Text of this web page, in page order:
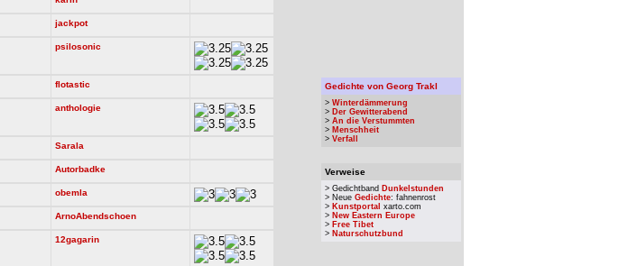
jackpot
psilosonic
flotastic
anthologie
Sarala
Autorbadke
obemla
ArnoAbendschoen
12gagarin
Gedichte von Georg Trakl
> Winterdämmerung
> Der Gewitterabend
> An die Verstummten
> Menschheit
> Verfall
Verweise
> Gedichtband Dunkelstunden
> Neue Gedichte: fahnenrost
> Kunstportal xarto.com
> New Eastern Europe
> Free Tibet
> Naturschutzbund